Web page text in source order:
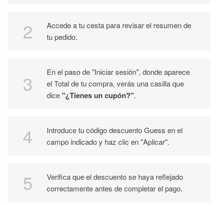
Accede a tu cesta para revisar el resumen de
tu pedido.
En el paso de "Iniciar sesión", donde aparece
el Total de tu compra, verás una casilla que
dice"¿Tienes un cupón?".
Introduce tu código descuento Guess en el
campo indicado y haz clic en "Aplicar".
Verifica que el descuento se haya reflejado
correctamente antes de completar el pago.